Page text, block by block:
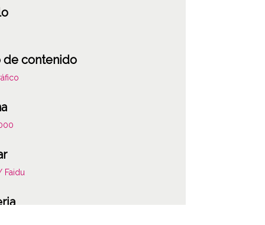
de contenido
Faidu